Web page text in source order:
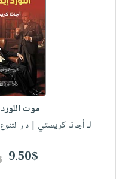
موت
لـ أجاثا كريستي | دار
9.50$